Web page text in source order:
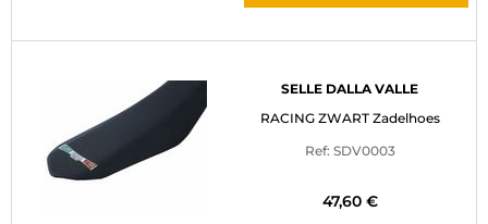
SELLE DALLA VALLE
RACING ZWART Zadelhoes
Ref: SDV0003
47,60 €